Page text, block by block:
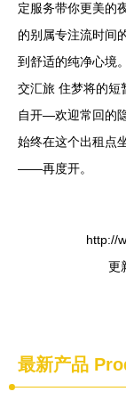
定服务带你更美的
的别属专注流时间
到舒适的纯净心境
交汇旅 住梦将的短
自开—欢迎常回的
始终在这个出租点
——再度开。
http://
更
最新产品